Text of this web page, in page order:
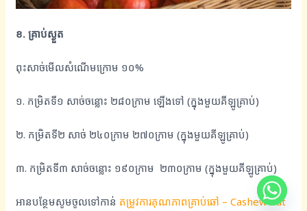
ខ. គ្រាប់ស្ងួត
ពុះសាច់មើលសំណើមក្រោម ១០%
១. កម្រិតទី១ សាច់ចន្លោះ ២៨០ក្រាម ឡើងទៅ (ក្នុងមួយគីឡូគ្រាប់)
២. កម្រិតទី២ សាច់ ២៤០ក្រាម ២៧០ក្រាម (ក្នុងមួយគីឡូគ្រាប់)
៣. កម្រិតទី៣ សាច់ចន្លោះ ១៩០ក្រាម ២៣០ក្រាម (ក្នុងមួយគីឡូគ្រាប់)
អានបន្ថែមសូមចូលទៅកាន់ តម្រូវការគុណភាពគ្រាប់ឆៅ – Cashew nut